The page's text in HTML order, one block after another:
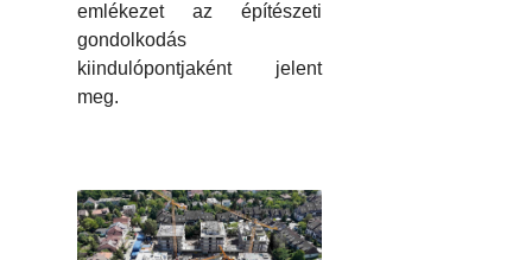
emlékezet az építészeti
gondolkodás
kiindulópontjaként jelent
meg.